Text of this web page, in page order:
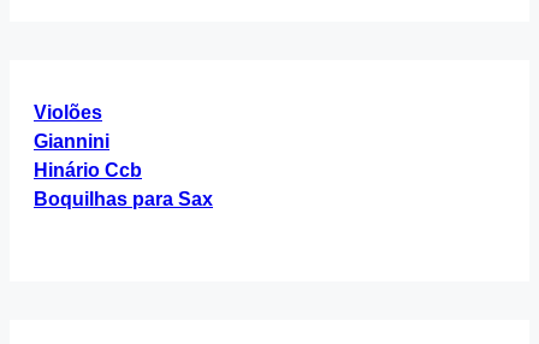
Violões
Giannini
Hinário Ccb
Boquilhas para Sax